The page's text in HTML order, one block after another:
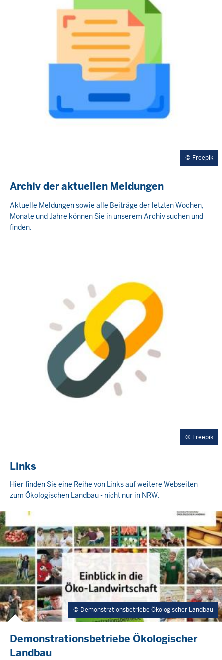
Freepik
Archiv der aktuellen Meldungen
Aktuelle Meldungen sowie alle Beiträge der letzten Wochen,
Monate und Jahre können Sie in unserem Archiv suchen und
finden.
Freepik
Links
Hier finden Sie eine Reihe von Links auf weitere Webseiten
zum Ökologischen Landbau - nicht nur in NRW.
Demonstrationsbetriebe Ökologischer Landbau
Demonstrationsbetriebe Ökologischer
Landbau